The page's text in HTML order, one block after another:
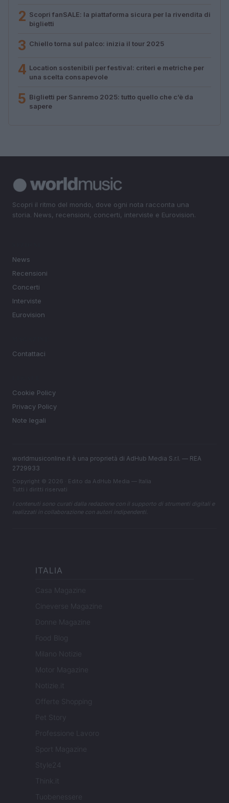
2 Scopri fanSALE: la piattaforma sicura per la rivendita di
biglietti
3 Chiello torna sul palco: inizia il tour 2025
4 Location sostenibili per festival: criteri e metriche per
una scelta consapevole
5 Biglietti per Sanremo 2025: tutto quello che c’è da
sapere
Scopri il ritmo del mondo, dove ogni nota racconta una
storia. News, recensioni, concerti, interviste e Eurovision.
News
Recensioni
Concerti
Interviste
Eurovision
Contattaci
Cookie Policy
Privacy Policy
Note legali
worldmusiconline.it è una proprietà di AdHub Media S.r.l. — REA
2729933
Copyright © 2026 · Edito da AdHub Media — Italia
Tutti i diritti riservati
I contenuti sono curati dalla redazione con il supporto di strumenti digitali e
realizzati in collaborazione con autori indipendenti.
ITALIA
Casa Magazine
Cineverse Magazine
Donne Magazine
Food Blog
Milano Notizie
Motor Magazine
Notizie.it
Offerte Shopping
Pet Story
Professione Lavoro
Sport Magazine
Style24
Think.it
Tuobenessere